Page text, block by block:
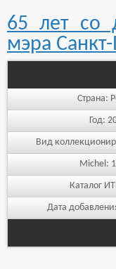
65 лет со
мэра
Страна:
Год:
Вид
Michel:
Каталог
Дата